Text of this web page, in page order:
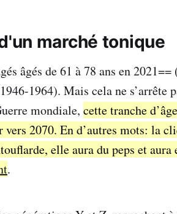
marché tonique
âgés de 61 à 78 ans en
1964). Mais cela ne s’arrête
mondiale, cette tranche
vers 2070. En d’autres mots: la
elle aura du peps et aura
.